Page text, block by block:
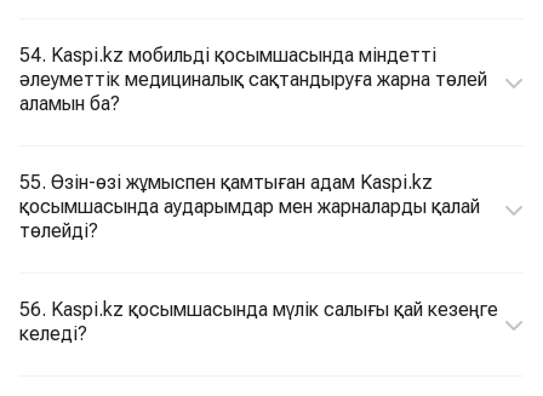
54. Kaspi.kz мобильді қосымшасында міндетті
әлеуметтік медициналық сақтандыруға жарна төлей
аламын ба?
55. Өзін-өзі жұмыспен қамтыған адам Kaspi.kz
қосымшасында аударымдар мен жарналарды қалай
төлейді?
56. Kaspi.kz қосымшасында мүлік салығы қай кезеңге
келеді?